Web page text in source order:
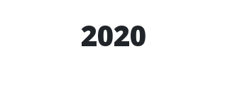
2020